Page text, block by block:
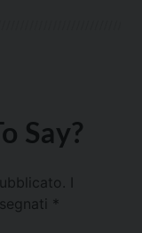
Say?
*